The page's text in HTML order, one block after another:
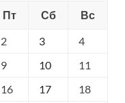
Пт Сб
Вс
2 3
4
9 10
11
16 17
18